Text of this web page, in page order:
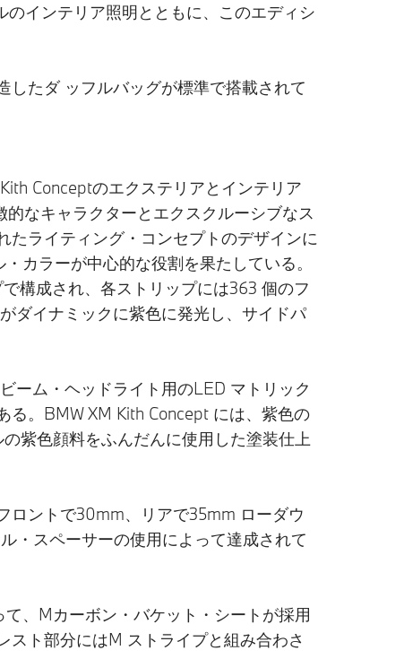
インテリア照明とともに、このエディシ
たダ ッフルバッグが標準で搭載されて
Conceptのエクステリアとインテリア
なキャラクターとエクスクルーシブなス
ライティング・コンセプトのデザインに
カラーが中心的な役割を果たしている。
構成され、各ストリップには363 個のフ
ダイナミックに紫色に発光し、サイドパ
ーム・ヘッドライト用のLED マトリック
る。BMW XM Kith Concept には、紫色の
紫色顔料をふんだんに使用した塗装仕上
ロントで30mm、リアで35mm ローダウ
・スペーサーの使用によって達成されて
、Mカーボン・バケット・シートが採用
ト部分にはM ストライプと組み合わさ